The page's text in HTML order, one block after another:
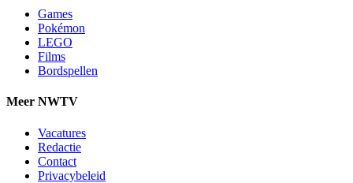
Games
Pokémon
LEGO
Films
Bordspellen
Meer NWTV
Vacatures
Redactie
Contact
Privacybeleid